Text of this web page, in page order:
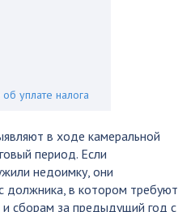
уплате налога
в ходе камеральной
период. Если
недоимку, они
должника, в котором требуют
и сборам за предыдущий год с